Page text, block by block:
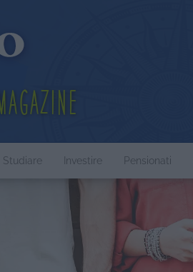
Studiare Investire Pensionati